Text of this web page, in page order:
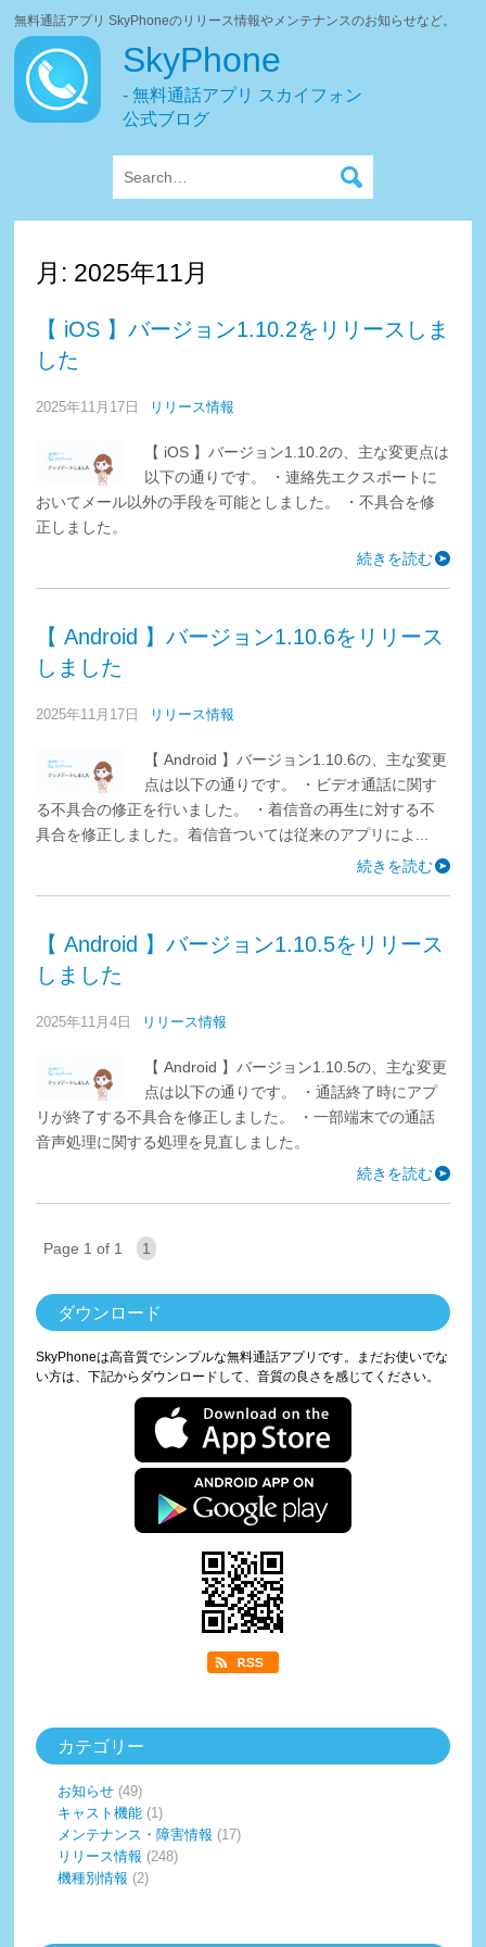
無料通話アプリ SkyPhoneのリリース情報やメンテナンスのお知らせなど。
SkyPhone
- 無料通話アプリ スカイフォン
公式ブログ
月: 2025年11月
【 iOS 】バージョン1.10.2をリリースしま
した
2025年11月17日 リリース情報
【 iOS 】バージョン1.10.2の、主な変更点は
以下の通りです。 ・連絡先エクスポートに
おいてメール以外の手段を可能としました。 ・不具合を修
正しました。
続きを読む
【 Android 】バージョン1.10.6をリリース
しました
2025年11月17日 リリース情報
【 Android 】バージョン1.10.6の、主な変更
点は以下の通りです。 ・ビデオ通話に関す
る不具合の修正を行いました。 ・着信音の再生に対する不
具合を修正しました。着信音ついては従来のアプリによ...
続きを読む
【 Android 】バージョン1.10.5をリリース
しました
2025年11月4日 リリース情報
【 Android 】バージョン1.10.5の、主な変更
点は以下の通りです。 ・通話終了時にアプ
リが終了する不具合を修正しました。 ・一部端末での通話
音声処理に関する処理を見直しました。
続きを読む
Page 1 of 1 1
ダウンロード
SkyPhoneは高音質でシンプルな無料通話アプリです。まだお使いでな
い方は、下記からダウンロードして、音質の良さを感じてください。
カテゴリー
お知らせ (49)
キャスト機能 (1)
メンテナンス・障害情報 (17)
リリース情報 (248)
機種別情報 (2)